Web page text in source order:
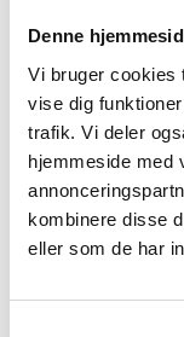
Denne
Vi bruger cookies
vise dig
trafik. Vi deler
hjemmeside med
kombinere disse
eller som de har
RAPPORT-
10 apr 2024
Re-CHARGE
CHARGE
Given the right
can overcome not